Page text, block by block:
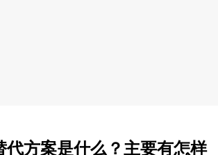
代方案是什么？主要有怎样